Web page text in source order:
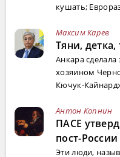
кушать;
Максим Карев
Тяни, детка,
Анкара сделала
хозяином
Кючук-
Антон Копнин
ПАСЕ
пост-России
Эти люди,